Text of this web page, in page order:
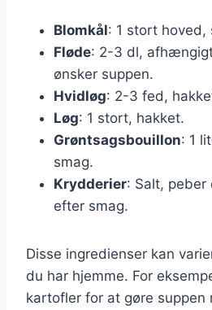
Blomkål: 1 stort hoved,
Fløde: 2-3 dl,
ønsker suppen.
Hvidløg: 2-3 fed,
Løg: 1 stort, hakket.
Grøntsagsbouillon: 1
smag.
Krydderier: Salt, peber
efter smag.
Disse ingredienser kan
du har hjemme. For
kartofler for at gøre suppen